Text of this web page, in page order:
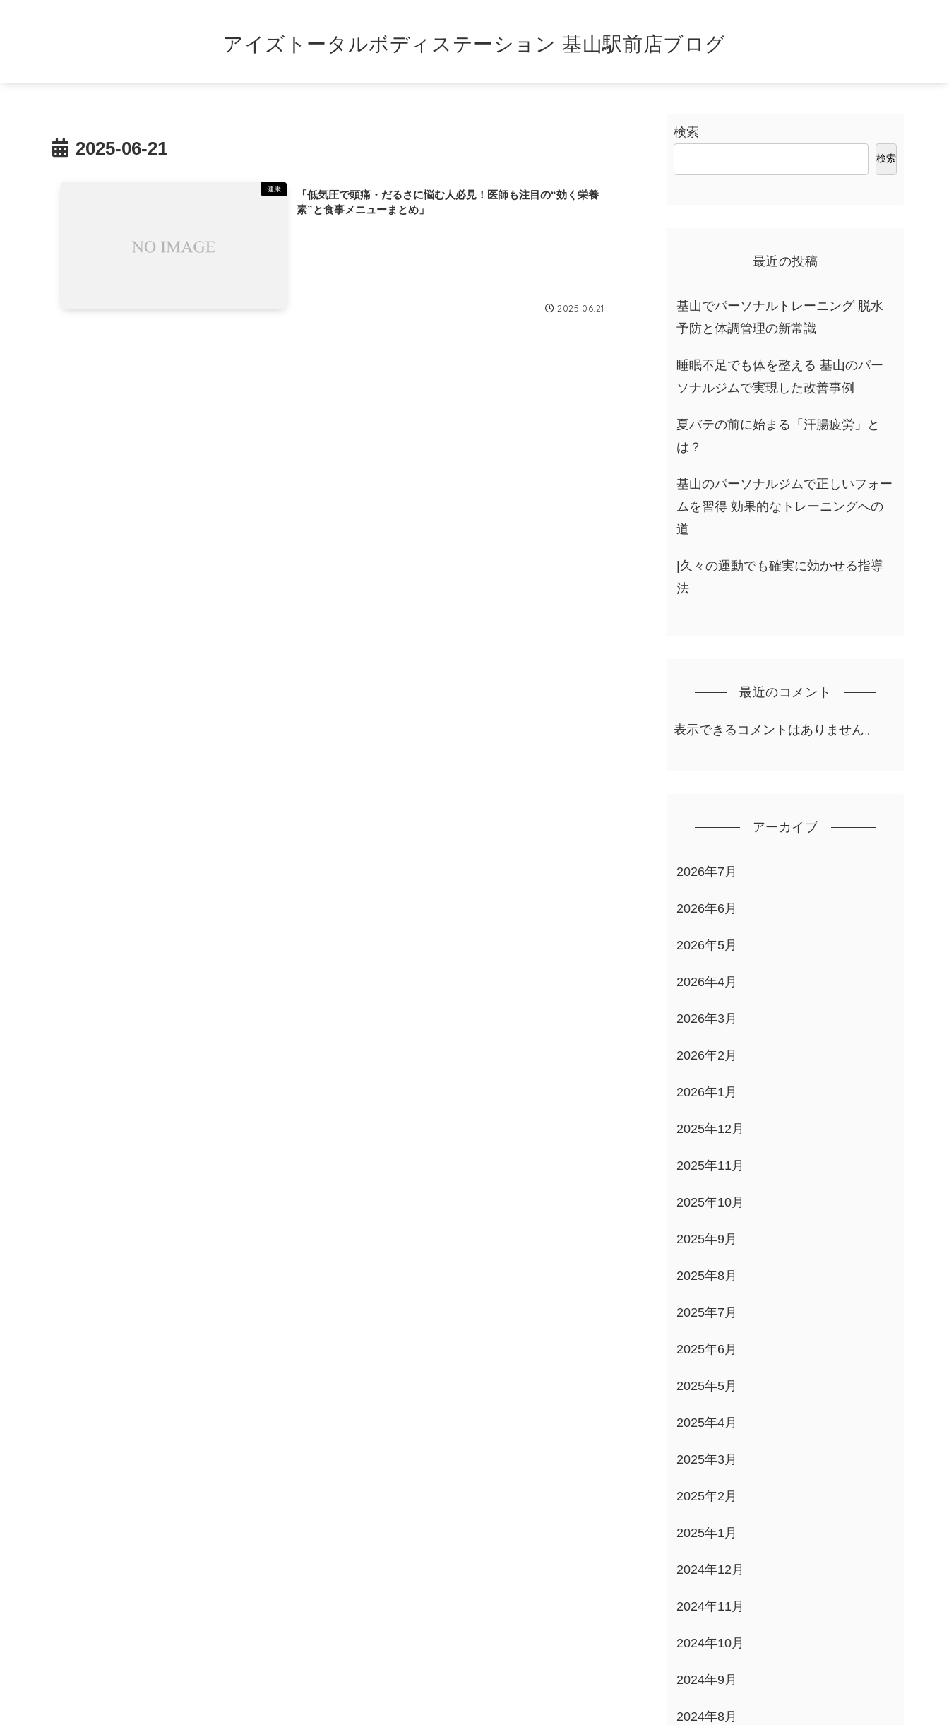
アイズトータルボディステーション 基山駅前店ブログ
2025-06-21
健康
「低気圧で頭痛・だるさに悩む人必見！医師も注目の“効く栄養
素”と食事メニューまとめ」
2025.06.21
検索
検索
最近の投稿
基山でパーソナルトレーニング 脱水
予防と体調管理の新常識
睡眠不足でも体を整える 基山のパー
ソナルジムで実現した改善事例
夏バテの前に始まる「汗腸疲労」と
は？
基山のパーソナルジムで正しいフォー
ムを習得 効果的なトレーニングへの
道
|久々の運動でも確実に効かせる指導
法
最近のコメント
表示できるコメントはありません。
アーカイブ
2026年7月
2026年6月
2026年5月
2026年4月
2026年3月
2026年2月
2026年1月
2025年12月
2025年11月
2025年10月
2025年9月
2025年8月
2025年7月
2025年6月
2025年5月
2025年4月
2025年3月
2025年2月
2025年1月
2024年12月
2024年11月
2024年10月
2024年9月
2024年8月